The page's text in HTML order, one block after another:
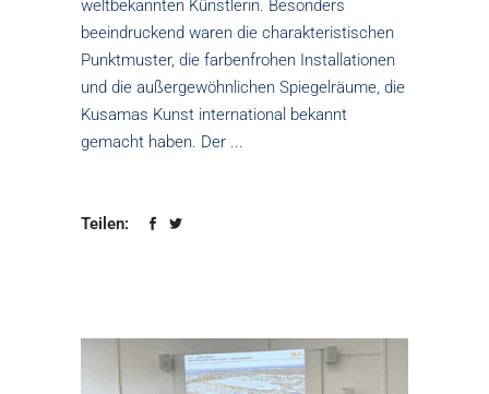
weltbekannten Künstlerin. Besonders
beeindruckend waren die charakteristischen
Punktmuster, die farbenfrohen Installationen
und die außergewöhnlichen Spiegelräume, die
Kusamas Kunst international bekannt
gemacht haben. Der
Teilen: